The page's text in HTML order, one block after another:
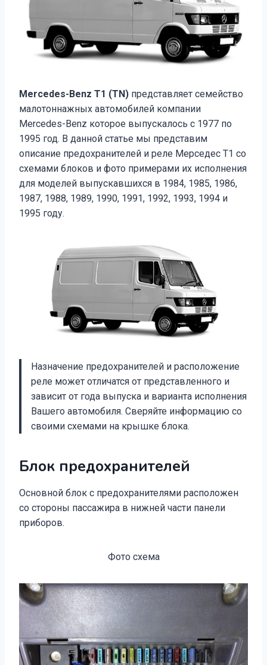
Mercedes-Benz T1 (TN) представляет семейство
малотоннажных автомобилей компании
Mercedes-Benz которое выпускалось с 1977 по
1995 год. В данной статье мы представим
описание предохранителей и реле Мерседес Т1 со
схемами блоков и фото примерами их исполнения
для моделей выпускавшихся в 1984, 1985, 1986,
1987, 1988, 1989, 1990, 1991, 1992, 1993, 1994 и
1995 году.
Назначение предохранителей и расположение
реле может отличатся от представленного и
зависит от года выпуска и варианта исполнения
Вашего автомобиля. Сверяйте информацию со
своими схемами на крышке блока.
Блок предохранителей
Основной блок с предохранителями расположен
со стороны пассажира в нижней части панели
приборов.
Фото схема